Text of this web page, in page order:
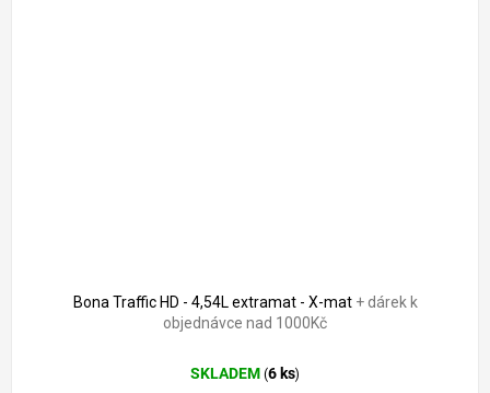
Bona Traffic HD - 4,54L extramat - X-mat + dárek k
objednávce nad 1000Kč
SKLADEM (6 ks)